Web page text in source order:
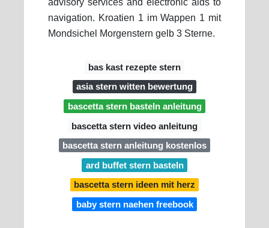
advisory services and electronic aids to
navigation. Kroatien 1 im Wappen 1 mit
Mondsichel Morgenstern gelb 3 Sterne.
bas kast rezepte stern
asia stern witten bewertung
bascetta stern basteln anleitung
bascetta stern video anleitung
bascetta stern anleitung kostenlos
ard buffet stern basteln
bascetta stern ideen mit herz
baby stern naehen freebook